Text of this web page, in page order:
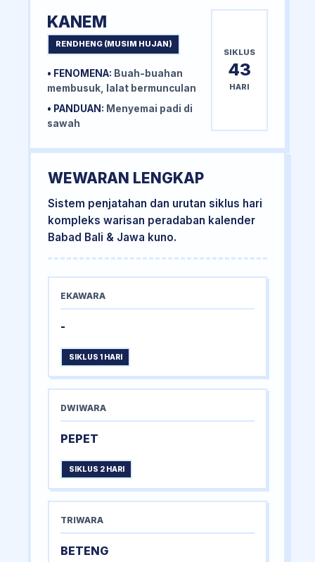
KANEM
RENDHENG (MUSIM HUJAN)
• FENOMENA: Buah-buahan
membusuk, lalat bermunculan
• PANDUAN: Menyemai padi di
sawah
SIKLUS
43
HARI
WEWARAN LENGKAP
Sistem penjatahan dan urutan siklus hari
kompleks warisan peradaban kalender
Babad Bali & Jawa kuno.
EKAWARA
-
SIKLUS 1 HARI
DWIWARA
PEPET
SIKLUS 2 HARI
TRIWARA
BETENG